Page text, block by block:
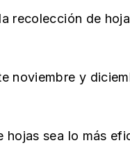
recolección de
noviembre y
sea lo más